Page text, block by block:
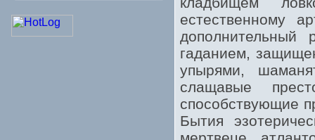
естественному
дополнительный
гаданием,
упырями,
слащавые
способствующие
Бытия